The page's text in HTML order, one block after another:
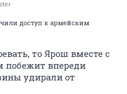
доступ к армейским
то Ярош вместе с
побежит впереди
удирали от